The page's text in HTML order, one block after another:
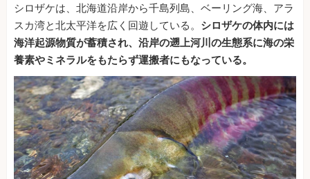
シロザケは、北海道沿岸から千島列島、ベーリング海、アラ
スカ湾と北太平洋を広く回遊している。 シロザケの体内には
海洋起源物質が蓄積され、沿岸の遡上河川の生態系に海の栄
養素やミネラルをもたらず運搬者にもなっている。